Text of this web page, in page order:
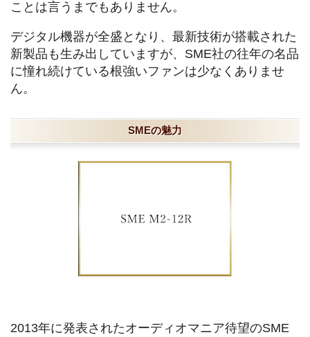
ことは言うまでもありません。
デジタル機器が全盛となり、最新技術が搭載された
新製品も生み出していますが、SME社の往年の名品
に憧れ続けている根強いファンは少なくありませ
ん。
SMEの魅力
2013年に発表されたオーディオマニア待望のSME